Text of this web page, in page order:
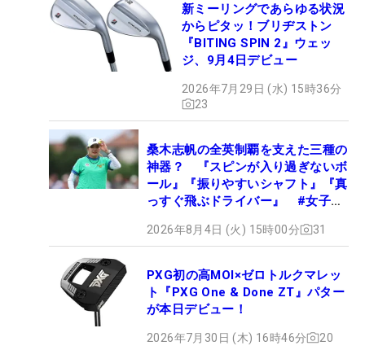
新ミーリングであらゆる状況
からピタッ！ブリヂストン
『BITING SPIN 2』ウェッ
ジ、9月4日デビュー
2026年7月29日 (水) 15時36分
23
桑木志帆の全英制覇を支えた三種の
神器？ 『スピンが入り過ぎないボ
ール』『振りやすいシャフト』『真
っすぐ飛ぶドライバー』 #女子プ
2026年8月4日 (火) 15時00分 31
PXG初の高MOI×ゼロトルクマレッ
ト『PXG One & Done ZT』パター
が本日デビュー！
2026年7月30日 (木) 16時46分 20